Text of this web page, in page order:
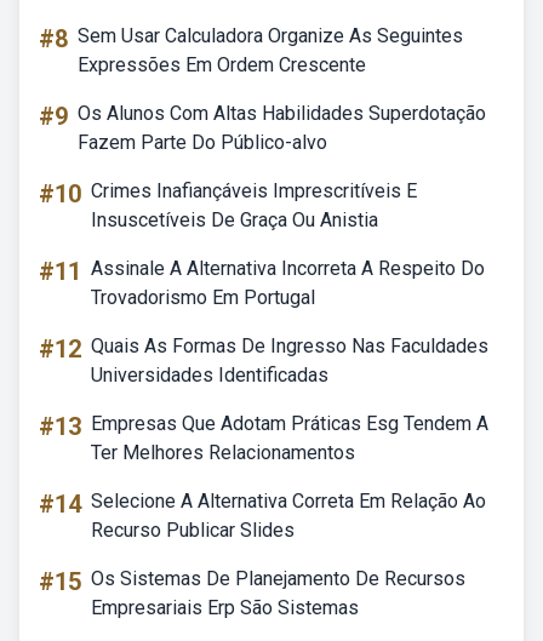
#8 Sem Usar Calculadora Organize As Seguintes
Expressões Em Ordem Crescente
#9 Os Alunos Com Altas Habilidades Superdotação
Fazem Parte Do Público-alvo
#10 Crimes Inafiançáveis Imprescritíveis E
Insuscetíveis De Graça Ou Anistia
#11 Assinale A Alternativa Incorreta A Respeito Do
Trovadorismo Em Portugal
#12 Quais As Formas De Ingresso Nas Faculdades
Universidades Identificadas
#13 Empresas Que Adotam Práticas Esg Tendem A
Ter Melhores Relacionamentos
#14 Selecione A Alternativa Correta Em Relação Ao
Recurso Publicar Slides
#15 Os Sistemas De Planejamento De Recursos
Empresariais Erp São Sistemas